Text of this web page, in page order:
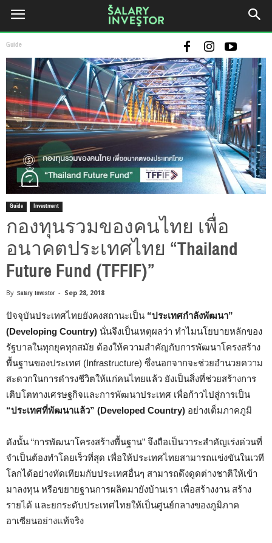
Guide
Guide Investment
กองทุนรวมของคนไทย เพื่อ
อนาคตประเทศไทย “Thailand
Future Fund (TFFIF)”
By Salary Investor - Sep 28, 2018
ปัจจุบันประเทศไทยยังคงสถานะเป็น “ประเทศกำลังพัฒนา”
(Developing Country) นั่นจึงเป็นเหตุผลว่า ทำไมนโยบายหลักของ
รัฐบาลในทุกยุคทุกสมัย ต้องให้ความสำคัญกับการพัฒนาโครงสร้าง
พื้นฐานของประเทศ (Infrastructure) ซึ่งนอกจากจะช่วยอำนวยความ
สะดวกในการดำรงชีวิตให้แก่คนไทยแล้ว ยังเป็นสิ่งที่ช่วยสร้างการ
เติบโตทางเศรษฐกิจและการพัฒนาประเทศ เพื่อก้าวไปสู่การเป็น
“ประเทศที่พัฒนาแล้ว” (Developed Country) อย่างเต็มภาคภูมิ
ดังนั้น “การพัฒนาโครงสร้างพื้นฐาน” จึงถือเป็นวาระสำคัญเร่งด่วนที่
จำเป็นต้องทำโดยเร็วที่สุด เพื่อให้ประเทศไทยสามารถแข่งขันในเวที
โลกได้อย่างทัดเทียมกับประเทศอื่นๆ สามารถดึงดูดต่างชาติให้เข้า
มาลงทุน หรือขยายฐานการผลิตมายังบ้านเรา เพื่อสร้างงาน สร้าง
รายได้ และยกระดับประเทศไทยให้เป็นศูนย์กลางของภูมิภาค
อาเซียนอย่างแท้จริง